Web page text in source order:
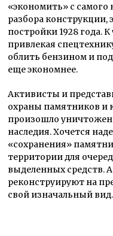
«экономить» с самого
разбора конструкции,
постройки 1928 года.
привлекая
облить бензином и
еще экономнее.
Активисты и
охраны памятников и
произошло
наследия. Хочется
«сохранения»
территории для
выделенных средств.
реконструируют на
свой изначальный вид.